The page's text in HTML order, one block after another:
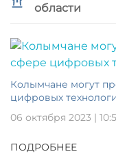
области
Колымчане могут
цифровых
06 октября 2023 |
ПОДРОБНЕЕ